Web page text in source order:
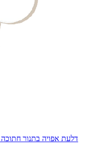
דלעת אפויה בתנור חתוכה